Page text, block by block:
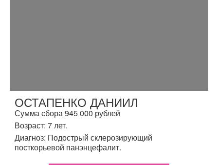
ОСТАПЕНКО ДАНИИЛ
Сумма сбора 945 000 рублей
Возраст: 7 лет.
Диагноз: Подострый склерозирующий
посткорьевой панэнцефалит.